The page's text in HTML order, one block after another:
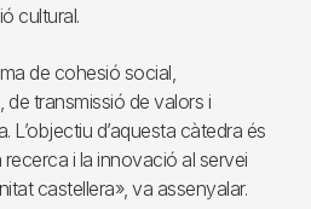
cultural.
de cohesió social,
de transmissió de valors i
L’objectiu d’aquesta càtedra és
i la innovació al servei
castellera», va assenyalar.